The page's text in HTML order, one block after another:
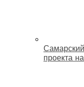
проекта